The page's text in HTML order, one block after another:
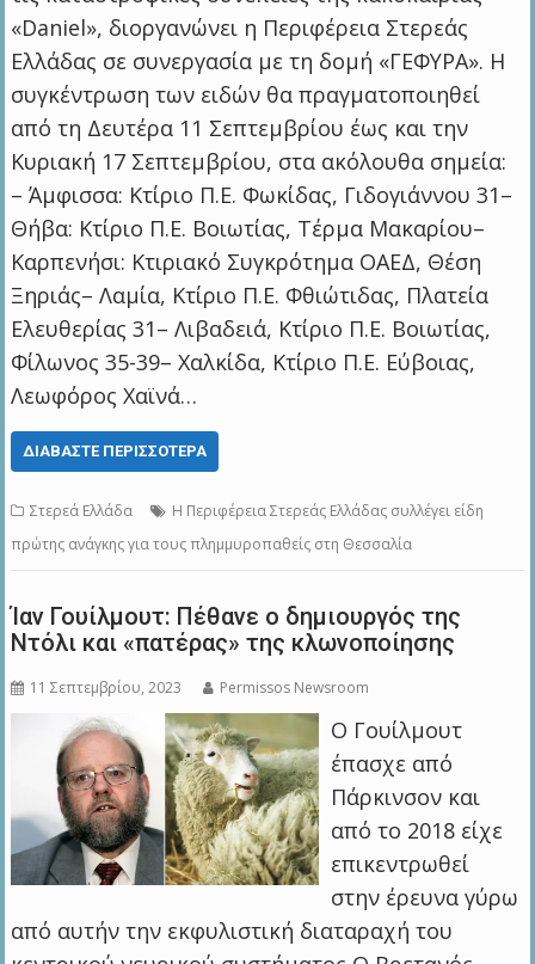
«Daniel», διοργανώνει η Περιφέρεια Στερεάς
Ελλάδας σε συνεργασία με τη δομή «ΓΕΦΥΡΑ». Η
συγκέντρωση των ειδών θα πραγματοποιηθεί
από τη Δευτέρα 11 Σεπτεμβρίου έως και την
Κυριακή 17 Σεπτεμβρίου, στα ακόλουθα σημεία:
– Άμφισσα: Κτίριο Π.Ε. Φωκίδας, Γιδογιάννου 31–
Θήβα: Κτίριο Π.Ε. Βοιωτίας, Τέρμα Μακαρίου–
Καρπενήσι: Κτιριακό Συγκρότημα ΟΑΕΔ, Θέση
Ξηριάς– Λαμία, Κτίριο Π.Ε. Φθιώτιδας, Πλατεία
Ελευθερίας 31– Λιβαδειά, Κτίριο Π.Ε. Βοιωτίας,
Φίλωνος 35-39– Χαλκίδα, Κτίριο Π.Ε. Εύβοιας,
Λεωφόρος Χαϊνά…
ΔΙΑΒΆΣΤΕ ΠΕΡΙΣΣΌΤΕΡΑ
Στερεά Ελλάδα
Η Περιφέρεια Στερεάς Ελλάδας συλλέγει είδη
πρώτης ανάγκης για τους πλημμυροπαθείς στη Θεσσαλία
Ίαν Γουίλμουτ: Πέθανε o δημιουργός της
Ντόλι και «πατέρας» της κλωνοποίησης
11 Σεπτεμβρίου, 2023 Permissos Newsroom
Ο Γουίλμουτ
έπασχε από
Πάρκινσον και
από το 2018 είχε
επικεντρωθεί
στην έρευνα γύρω
από αυτήν την εκφυλιστική διαταραχή του